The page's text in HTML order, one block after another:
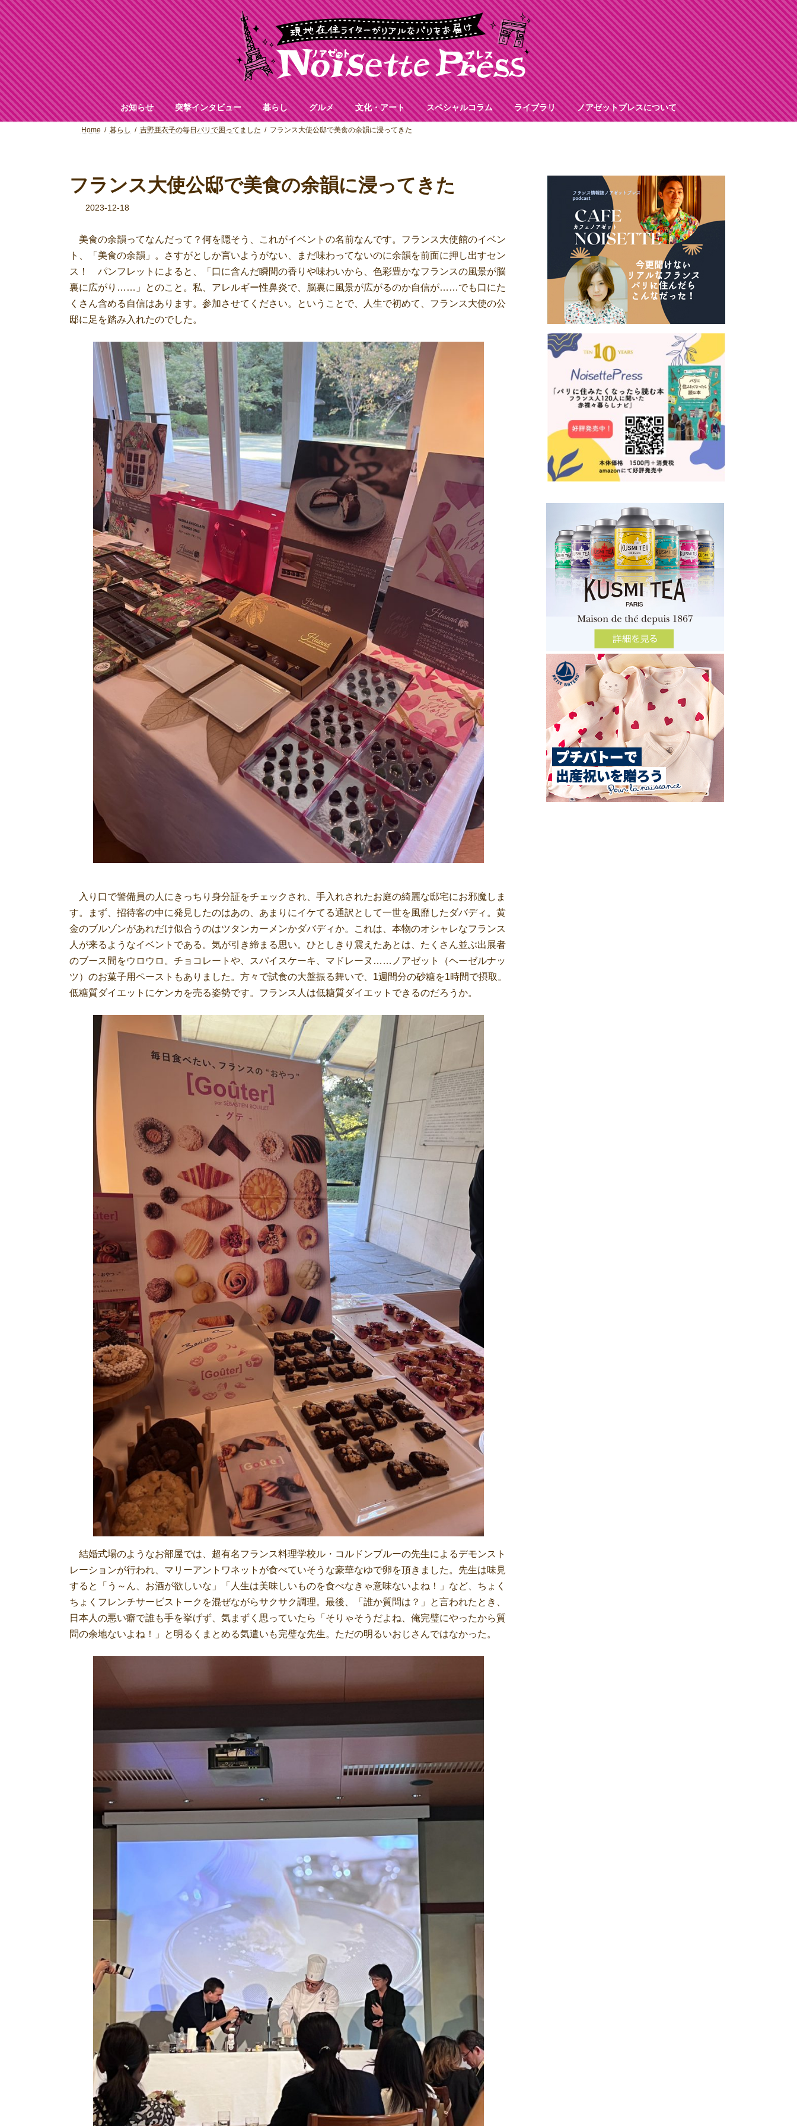
コ
ン
テ
ン
ツ
へ
ス
キ
ッ
プ
ナ
ビ
ゲ
ー
シ
ョ
ン
に
移
動
お知らせ 突撃インタビュー 暮らし グルメ 文化・アート スペシャルコラム ライブラリ ノアゼットプレスについて
Home 暮らし 吉野亜衣子の毎日パリで困ってました フランス大使公邸で美食の余韻に浸ってきた
フランス大使公邸で美食の余韻に浸ってきた
2023-12-18
美食の余韻ってなんだって？何を隠そう、これがイベントの名前なんです。フランス大使館のイベン
ト、「美食の余韻」。さすがとしか言いようがない、まだ味わってないのに余韻を前面に押し出すセン
ス！ パンフレットによると、「口に含んだ瞬間の香りや味わいから、色彩豊かなフランスの風景が脳
裏に広がり……」とのこと。私、アレルギー性鼻炎で、脳裏に風景が広がるのか自信が……でも口にた
くさん含める自信はあります。参加させてください。ということで、人生で初めて、フランス大使の公
邸に足を踏み入れたのでした。
入り口で警備員の人にきっちり身分証をチェックされ、手入れされたお庭の綺麗な邸宅にお邪魔しま
す。まず、招待客の中に発見したのはあの、あまりにイケてる通訳として一世を風靡したダバディ。黄
金のブルゾンがあれだけ似合うのはツタンカーメンかダバディか。これは、本物のオシャレなフランス
人が来るようなイベントである。気が引き締まる思い。ひとしきり震えたあとは、たくさん並ぶ出展者
のブース間をウロウロ。チョコレートや、スパイスケーキ、マドレーヌ……ノアゼット（ヘーゼルナッ
ツ）のお菓子用ペーストもありました。方々で試食の大盤振る舞いで、1週間分の砂糖を1時間で摂取。
低糖質ダイエットにケンカを売る姿勢です。フランス人は低糖質ダイエットできるのだろうか。
結婚式場のようなお部屋では、超有名フランス料理学校ル・コルドンブルーの先生によるデモンスト
レーションが行われ、マリーアントワネットが食べていそうな豪華なゆで卵を頂きました。先生は味見
すると「う～ん、お酒が欲しいな」「人生は美味しいものを食べなきゃ意味ないよね！」など、ちょく
ちょくフレンチサービストークを混ぜながらサクサク調理。最後、「誰か質問は？」と言われたとき、
日本人の悪い癖で誰も手を挙げず、気まずく思っていたら「そりゃそうだよね、俺完璧にやったから質
問の余地ないよね！」と明るくまとめる気遣いも完璧な先生。ただの明るいおじさんではなかった。